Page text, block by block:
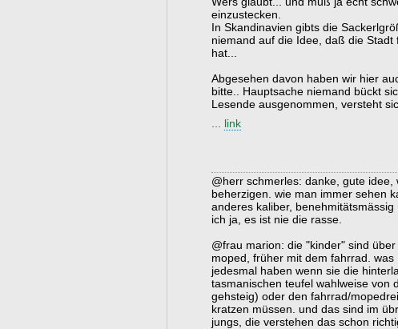
einzustecken.
In Skandinavien gibts die
niemand auf die Idee, daß die
hat...
Abgesehen davon haben wir hier
bitte.. Hauptsache niemand bückt
Lesende ausgenommen, versteht
link
@herr schmerles: danke, gute idee,
beherzigen. wie man immer sehen
anderes kaliber,
ich ja, es ist nie die rasse.
@frau marion: die "kinder" sind
moped, früher mit dem fahrrad.
jedesmal haben wenn sie die
tasmanischen teufel wahlweise von
gehsteig) oder den fahrrad/
kratzen müssen. und das sind im
jungs, die verstehen das schon